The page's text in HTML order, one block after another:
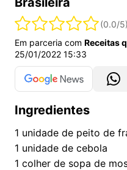
(0.0/5)
Em parceria com Receitas
25/01/2022 15:33
Ingredientes
1 unidade de peito de
1 unidade de cebola
1 colher de sopa de